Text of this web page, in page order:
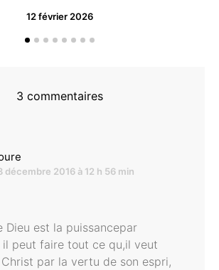
12 février 2026
3 commentaires
décembre 2016 à 12 h 56 min
Dieu est la puissancepar
il peut faire tout ce qu,il veut
par la vertu de son espri,